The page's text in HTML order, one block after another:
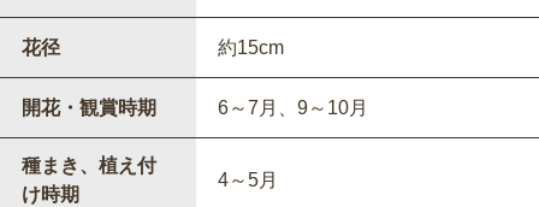
花径 約15cm
開花・観賞時期 6～7月、9～10月
種まき、植え付
け時期
4～5月